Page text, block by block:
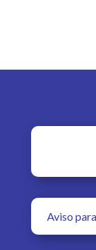
Aviso